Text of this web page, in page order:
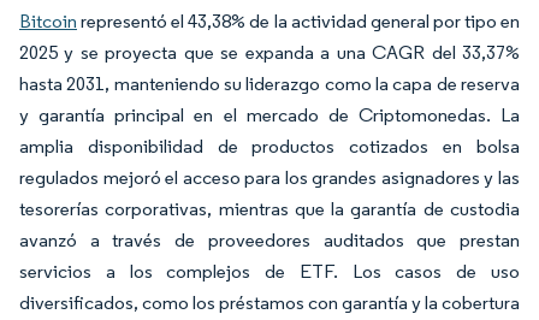
Bitcoin representó el 43,38% de la actividad general por tipo en
2025 y se proyecta que se expanda a una CAGR del 33,37%
hasta 2031, manteniendo su liderazgo como la capa de reserva
y garantía principal en el mercado de Criptomonedas. La
amplia disponibilidad de productos cotizados en bolsa
regulados mejoró el acceso para los grandes asignadores y las
tesorerías corporativas, mientras que la garantía de custodia
avanzó a través de proveedores auditados que prestan
servicios a los complejos de ETF. Los casos de uso
diversificados, como los préstamos con garantía y la cobertura